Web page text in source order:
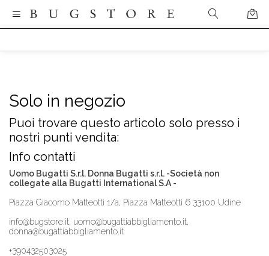
Solo in negozio
Puoi trovare questo articolo solo presso i
nostri punti vendita:
Info contatti
Uomo Bugatti S.r.l. Donna Bugatti s.r.l. -Società non
collegate alla Bugatti International S.A -
Piazza Giacomo Matteotti 1/a, Piazza Matteotti 6 33100 Udine
info@bugstore.it, uomo@bugattiabbigliamento.it,
donna@bugattiabbigliamento.it
+390432503025